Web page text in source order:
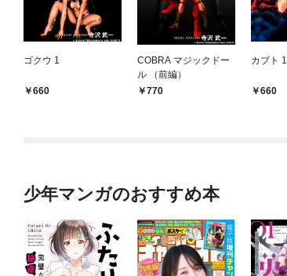
ゴクウ 1
660
COBRA マジックドー
ル （前編）
770
カブト 1
660
少年マンガのおすすめ本